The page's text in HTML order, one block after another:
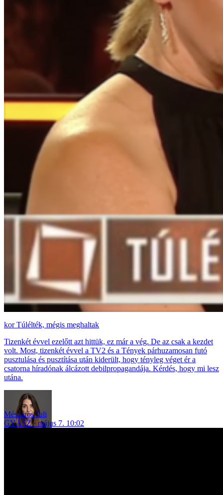
Túlélték, mégis meghaltak
Tizenkét évvel ezelőtt azt hittük, ez már a vég. De az csak a kezdet
volt. Most, tizenkét évvel a TV2 és a Tények párhuzamosan futó
pusztulása és pusztítása után kiderült, hogy tényleg véget ér a
csatorna híradónak álcázott debilpropagandája. Kérdés, hogy mi lesz
utána.
Mészáros Juli
GYÁSZ
május 7. 10:02